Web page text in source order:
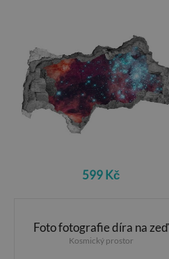
599 Kč
Foto fotografie díra na zeď
Kosmický prostor